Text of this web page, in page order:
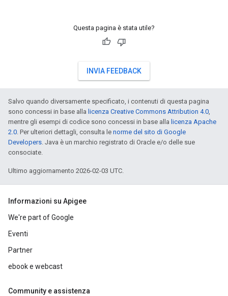
Questa pagina è stata utile?
INVIA FEEDBACK
Salvo quando diversamente specificato, i contenuti di questa pagina
sono concessi in base alla licenza Creative Commons Attribution 4.0,
mentre gli esempi di codice sono concessi in base alla licenza Apache
2.0. Per ulteriori dettagli, consulta le norme del sito di Google
Developers. Java è un marchio registrato di Oracle e/o delle sue
consociate.
Ultimo aggiornamento 2026-02-03 UTC.
Informazioni su Apigee
We're part of Google
Eventi
Partner
ebook e webcast
Community e assistenza